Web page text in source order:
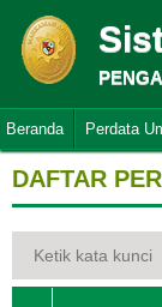
Beranda Perdata
DAFTAR